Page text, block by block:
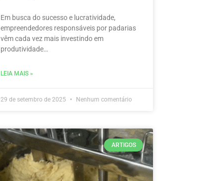
Em busca do sucesso e lucratividade,
empreendedores responsáveis por padarias
vêm cada vez mais investindo em
produtividade…
LEIA MAIS »
29 de setembro de 2025 Nenhum comentário
ARTIGOS